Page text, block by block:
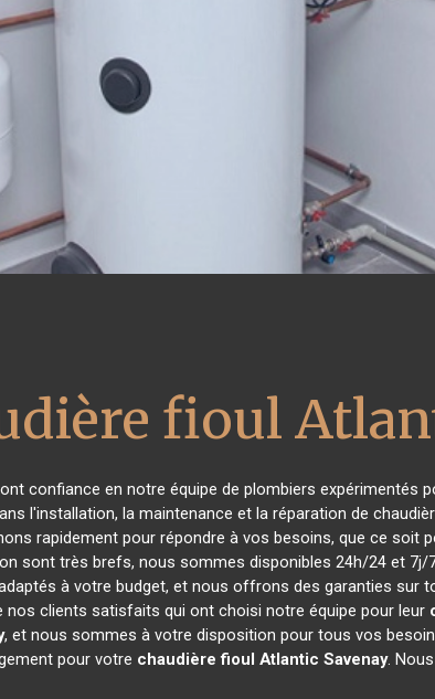
fioul
confiance en notre équipe de plombiers expérimentés
l'installation, la maintenance et la réparation de
rapidement pour répondre à vos besoins, que ce soit
sont très brefs, nous sommes disponibles 24h/24 et
à votre budget, et nous offrons des garanties sur
nos clients satisfaits qui ont choisi notre équipe pour leur
, et nous sommes à votre disposition pour tous vos
pour votre chaudière fioul Atlantic Savenay.